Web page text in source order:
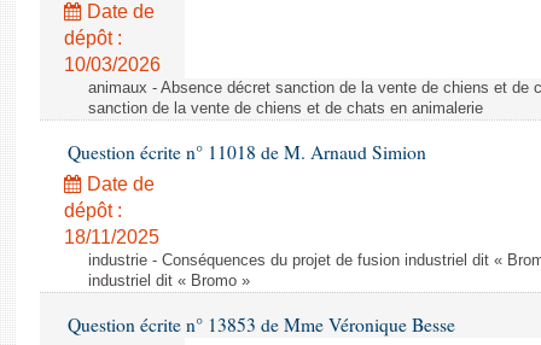
Date de
dépôt :
10/03/2026
animaux - Absence décret sanction de la vente de chiens et de
sanction de la vente de chiens et de chats en animalerie
Question écrite n° 11018 de M. Arnaud Simion
Date de
dépôt :
18/11/2025
industrie - Conséquences du projet de fusion industriel dit «
industriel dit « Bromo »
Question écrite n° 13853 de Mme Véronique Besse